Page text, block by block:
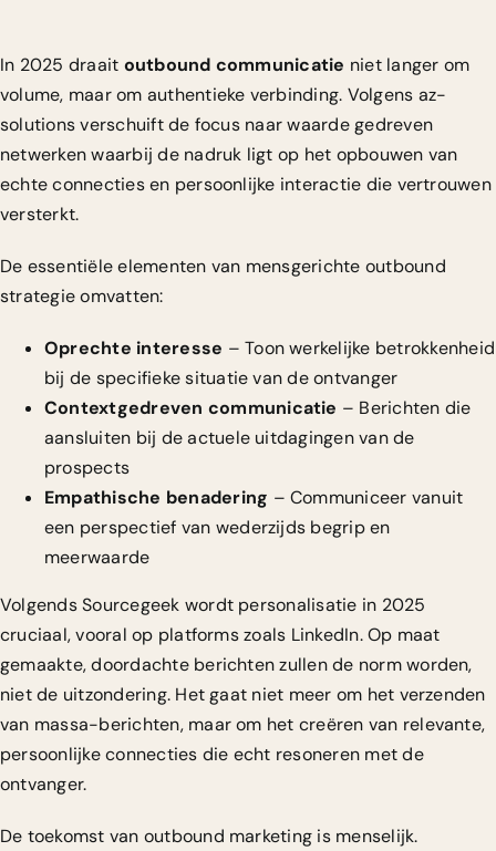
In 2025 draait outbound communicatie niet langer om
volume, maar om authentieke verbinding. Volgens az-
solutionsverschuift de focus naar waarde gedreven
netwerken waarbij de nadruk ligt op het opbouwen van
echte connecties en persoonlijke interactie die vertrouwen
versterkt.
De essentiële elementen van mensgerichte outbound
strategie omvatten:
Oprechte interesse – Toon werkelijke betrokkenheid
bij de specifieke situatie van de ontvanger
Contextgedreven communicatie – Berichten die
aansluiten bij de actuele uitdagingen van de
prospects
Empathische benadering – Communiceer vanuit
een perspectief van wederzijds begrip en
meerwaarde
VolgendsSourcegeek wordt personalisatie in 2025
cruciaal, vooral op platforms zoals LinkedIn. Op maat
gemaakte, doordachte berichten zullen de norm worden,
niet de uitzondering. Het gaat niet meer om het verzenden
van massa-berichten, maar om het creëren van relevante,
persoonlijke connecties die echt resoneren met de
ontvanger.
De toekomst van outbound marketing is menselijk.